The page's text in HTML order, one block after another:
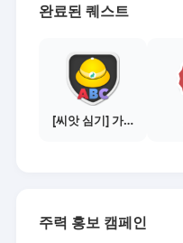
완료된 퀘스트
[씨앗 심기] 가이드보기 - 매체별 활동 가이드
주력 홍보 캠페인